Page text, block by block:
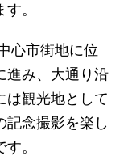
。
心市街地に位
進み、大通り沿
は観光地として
記念撮影を楽し
。